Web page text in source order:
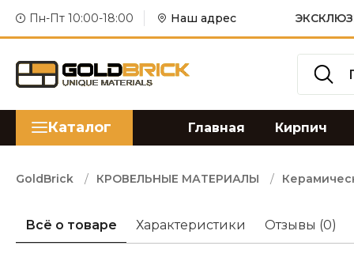
Пн-Пт 10:00-18:00 Наш адрес
Каталог Главная Кирпич
GoldBrick КРОВЕЛЬНЫЕ МАТЕРИАЛЫ
Всё о товаре Характеристики Отзывы (0)